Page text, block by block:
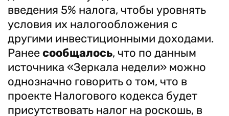
введения 5% налога, чтобы уровнять
условия их налогообложения с
другими инвестиционными доходами.
Ранеесообщалось, что по данным
источника «Зеркала недели» можно
однозначно говорить о том, что в
проекте Налогового кодекса будет
присутствовать налог на роскошь, в